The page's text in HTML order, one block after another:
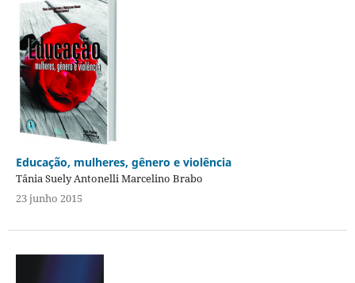
Educação, mulheres, gênero e violência
Tânia Suely Antonelli Marcelino Brabo
23 junho 2015